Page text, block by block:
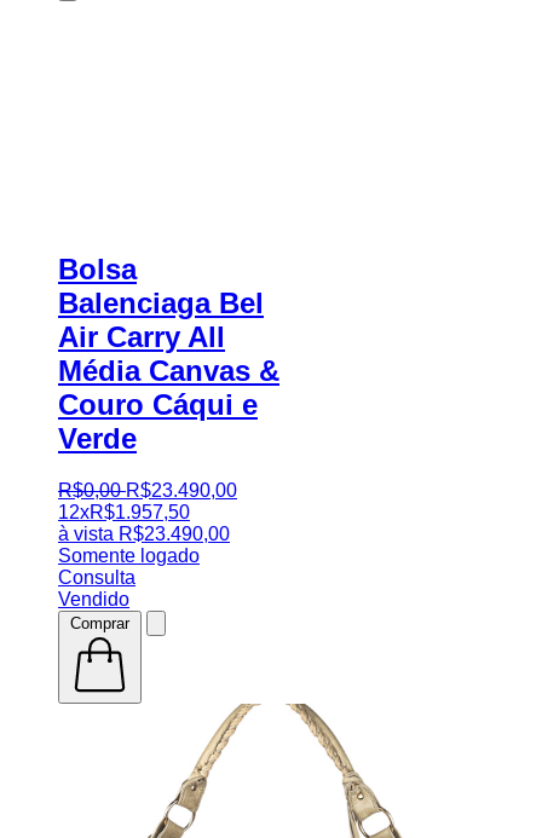
Bolsa
Balenciaga Bel
Air Carry All
Média Canvas &
Couro Cáqui e
Verde
R$0,00 R$23.490,00
12xR$1.957,50
à vista R$23.490,00
Somente logado
Consulta
Vendido
Comprar